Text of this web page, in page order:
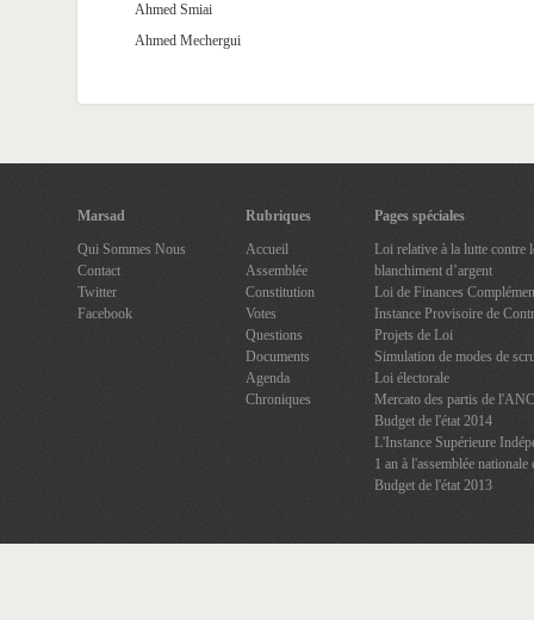
Ahmed Smiai
Ahmed Mechergui
Marsad
Qui Sommes Nous
Contact
Twitter
Facebook
Rubriques
Accueil
Assemblée
Constitution
Votes
Questions
Documents
Agenda
Chroniques
Pages spéciales
Loi relative à la lutte contre
blanchiment d’argent
Loi de Finances
Instance Provisoire de
Projets de Loi
Simulation de modes de
Loi électorale
Mercato des partis de l'ANC
Budget de l'état 2014
L'Instance Supérieure
1 an à l'assemblée nationale
Budget de l'état 2013